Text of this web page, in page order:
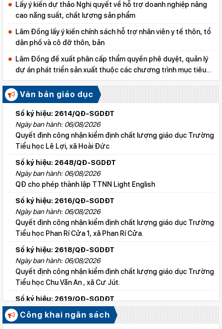
Lấy ý kiến dự thảo Nghị quyết về hỗ trợ doanh nghiệp nâng
cao năng suất, chất lượng sản phẩm
Lâm Đồng lấy ý kiến chính sách hỗ trợ nhân viên y tế thôn, tổ
dân phố và cô đỡ thôn, bản
Lâm Đồng đề xuất phân cấp thẩm quyền phê duyệt, quản lý
dự án phát triển sản xuất thuộc các chương trình mục tiêu
quốc gia
Văn bản giáo dục
Số ký hiệu: 2614/QĐ-SGDĐT
Ngày ban hành: 06/08/2026
Quyết định công nhận kiểm định chất lượng giáo dục Trường
Tiểu học Lê Lợi, xã Hoài Đức
Số ký hiệu: 2648/QĐ-SGDĐT
Ngày ban hành: 06/08/2026
QĐ cho phép thành lập TTNN Light English
Số ký hiệu: 2616/QĐ-SGDĐT
Ngày ban hành: 06/08/2026
Quyết định công nhận kiểm định chất lượng giáo dục Trường
Tiểu học Phan Rí Cửa 1, xã Phan Rí Cửa.
Số ký hiệu: 2618/QĐ-SGDĐT
Ngày ban hành: 06/08/2026
Quyết định công nhận kiểm định chất lượng giáo dục Trường
Tiểu học Chu Văn An , xã Cư Jút.
Số ký hiệu: 2619/QĐ-SGDĐT
Ngày ban hành: 06/08/2026
Quyết định công nhận kiểm định chất lượng giáo dục Trường
Công khai ngân sách